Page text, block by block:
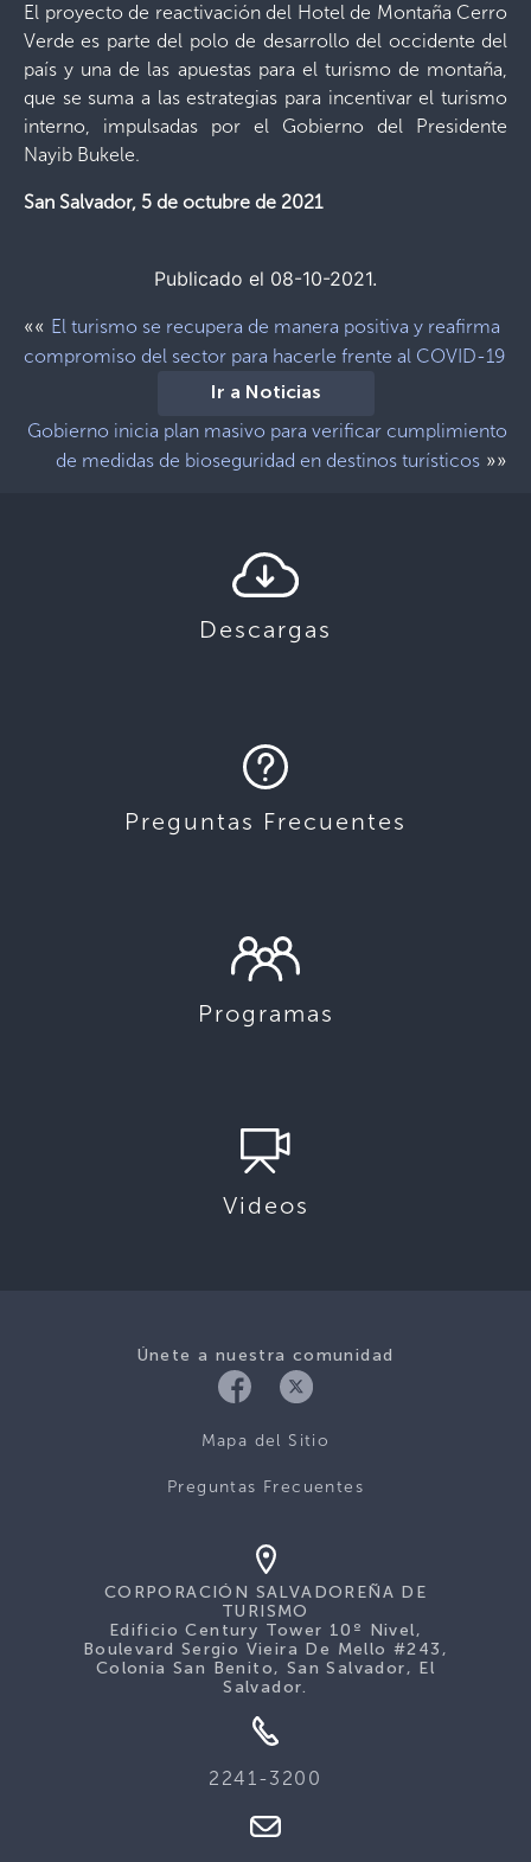
El proyecto de reactivación del Hotel de Montaña Cerro
Verde es parte del polo de desarrollo del occidente del
país y una de las apuestas para el turismo de montaña,
que se suma a las estrategias para incentivar el turismo
interno, impulsadas por el Gobierno del Presidente
Nayib Bukele.
San Salvador, 5 de octubre de 2021
Publicado el 08-10-2021.
«« El turismo se recupera de manera positiva y reafirma
compromiso del sector para hacerle frente al COVID-19
Ir a Noticias
Gobierno inicia plan masivo para verificar cumplimiento
de medidas de bioseguridad en destinos turísticos »»
Descargas
Preguntas Frecuentes
Programas
Videos
Únete a nuestra comunidad
Mapa del Sitio
Preguntas Frecuentes
CORPORACIÓN SALVADOREÑA DE
TURISMO
Edificio Century Tower 10º Nivel,
Boulevard Sergio Vieira De Mello #243,
Colonia San Benito, San Salvador, El
Salvador.
2241-3200